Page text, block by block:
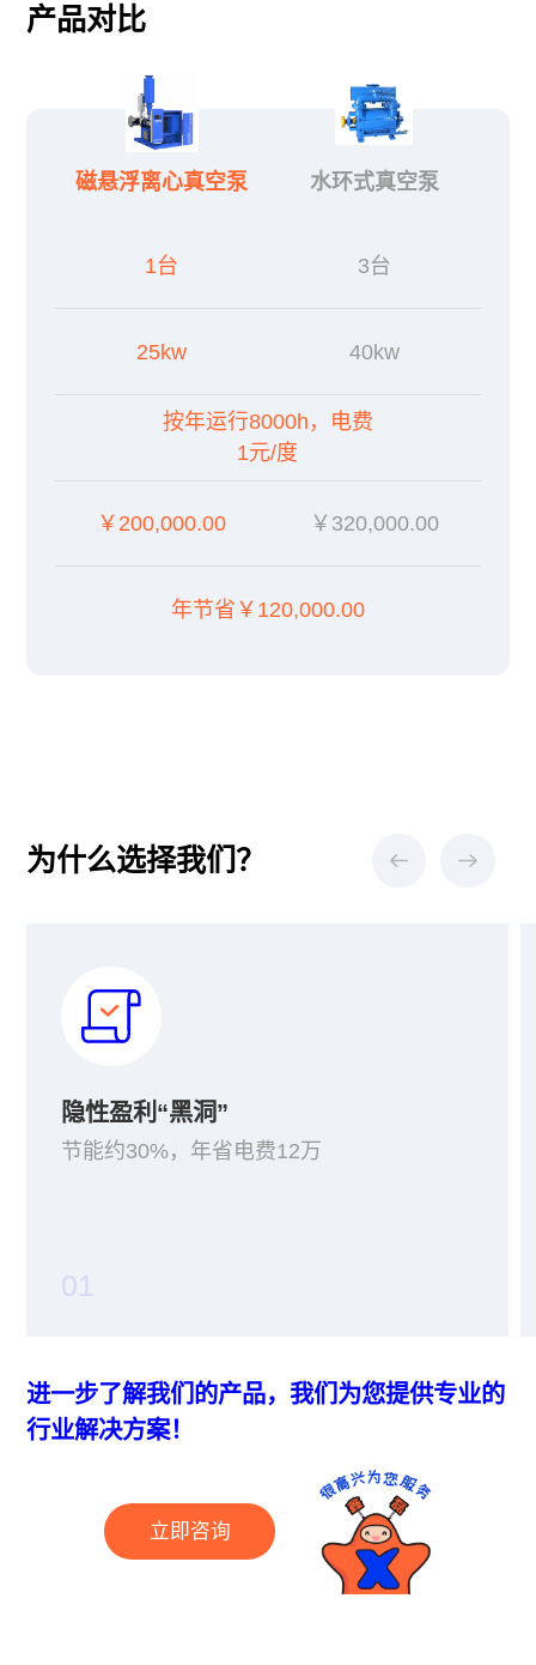
产品对比
磁悬浮离心真空泵
1台
25kw
按年运行8000h，电费
1元/度
￥200,000.00
年节省￥120,000.00
水环式真空泵
3台
40kw
￥320,000.00
为什么选择我们？
隐性盈利“黑洞”
节能约30%，年省电费12万
01
进一步了解我们的产品，我们为您提供专业的
行业解决方案！
立即咨询